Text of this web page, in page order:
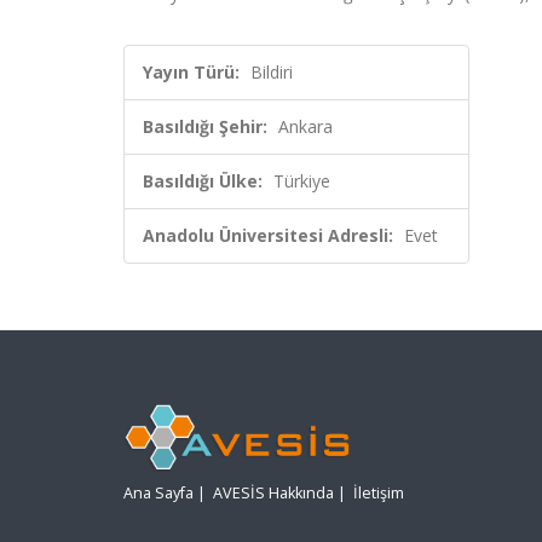
Yayın Türü: Bildiri
Basıldığı Şehir: Ankara
Basıldığı Ülke: Türkiye
Anadolu Üniversitesi Adresli: Evet
Ana Sayfa | AVESİS Hakkında | İletişim